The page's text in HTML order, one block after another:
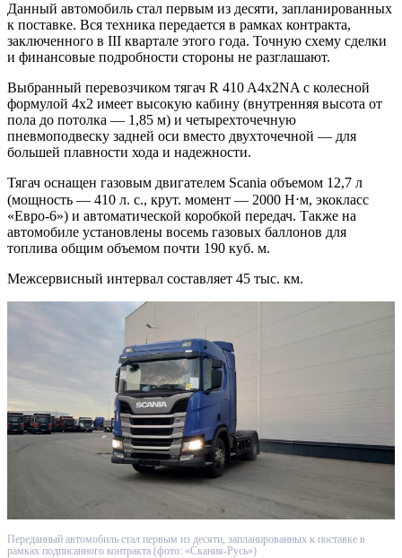
Данный автомобиль стал первым из десяти, запланированных
к поставке. Вся техника передается в рамках контракта,
заключенного в III квартале этого года. Точную схему сделки
и финансовые подробности стороны не разглашают.
Выбранный перевозчиком тягач R 410 A4x2NA с колесной
формулой 4х2 имеет высокую кабину (внутренняя высота от
пола до потолка — 1,85 м) и четырехточечную
пневмоподвеску задней оси вместо двухточечной — для
большей плавности хода и надежности.
Тягач оснащен газовым двигателем Scania объемом 12,7 л
(мощность — 410 л. с., крут. момент — 2000 Н⋅м, экокласс
«Евро-6») и автоматической коробкой передач. Также на
автомобиле установлены восемь газовых баллонов для
топлива общим объемом почти 190 куб. м.
Межсервисный интервал составляет 45 тыс. км.
Переданный автомобиль стал первым из десяти, запланированных к поставке в
рамках подписанного контракта (фото: «Скания-Русь»)